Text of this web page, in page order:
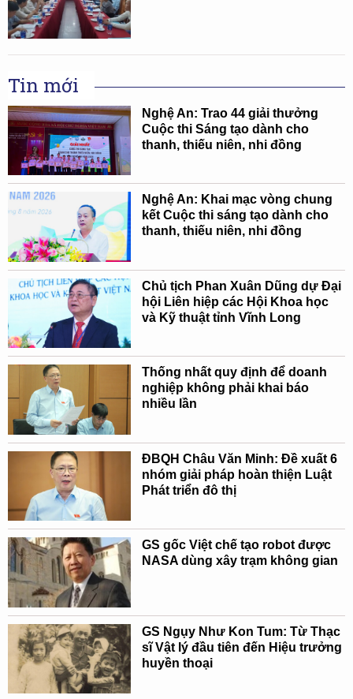
Tin mới
Nghệ An: Trao 44 giải thưởng
Cuộc thi Sáng tạo dành cho
thanh, thiếu niên, nhi đồng
Nghệ An: Khai mạc vòng chung
kết Cuộc thi sáng tạo dành cho
thanh, thiếu niên, nhi đồng
Chủ tịch Phan Xuân Dũng dự Đại
hội Liên hiệp các Hội Khoa học
và Kỹ thuật tỉnh Vĩnh Long
Thống nhất quy định để doanh
nghiệp không phải khai báo
nhiều lần
ĐBQH Châu Văn Minh: Đề xuất 6
nhóm giải pháp hoàn thiện Luật
Phát triển đô thị
GS gốc Việt chế tạo robot được
NASA dùng xây trạm không gian
GS Ngụy Như Kon Tum: Từ Thạc
sĩ Vật lý đầu tiên đến Hiệu trưởng
huyền thoại